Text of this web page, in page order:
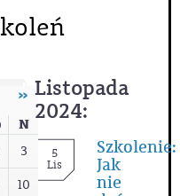
››
N
3
10
Listopada
2024:
5
Lis
Szkolenie:
Jak
nie